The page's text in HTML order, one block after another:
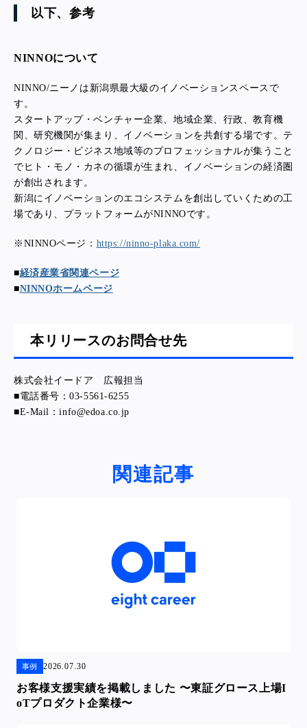
以下、参考
NINNOについて
NINNO/ニーノは新潟県最大級のイノベーションスペースで
す。
スタートアップ・ベンチャー企業、地域企業、行政、教育機
関、研究機関が集まり、イノベーションを共創する場です。テ
クノロジー・ビジネス地域等のプロフェッショナルが集うこと
でヒト・モノ・カネの循環が生まれ、イノベーションの経済圏
が創出されます。
新潟にイノベーションのエコシステムを創出していくための工
場であり、プラットフォームがNINNOです。
※NINNOページ： https://ninno-plaka.com/
■経済産業省関連ページ
■NINNOホームページ
本リリースのお問合せ先
株式会社イードア 広報担当
■電話番号：03-5561-6255
■E-Mail：info@edoa.co.jp
関連記事
事例 2026.07.30
お客様支援実績を掲載しました 〜東証グロース上場I
oTプロダクト企業様〜